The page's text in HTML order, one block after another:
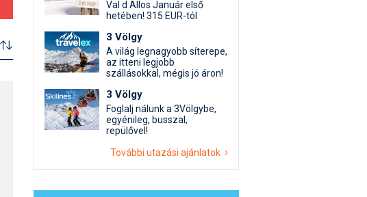
Termékkereső
Minden egyéb síeléshez kapcsolódó téma
A honlappal kapcsolatos kérdések és válaszok
Kötetlen beszélgetések
Val d Allos Január első
hetében! 315 EUR-tól
3 Völgy
A világ legnagyobb síterepe,
az itteni legjobb
szállásokkal, mégis jó áron!
3 Völgy
Foglalj nálunk a 3Völgybe,
egyénileg, busszal,
repülővel!
További utazási ajánlatok